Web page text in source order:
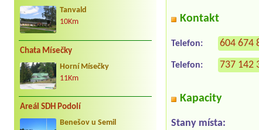
Tanvald
10Km
Chata Mísečky
Horní Mísečky
11Km
Areál SDH Podolí
Benešov u Semil
Kontakt
Telefon: 604 674
Telefon: 737 142
Kapacity
Stany místa: